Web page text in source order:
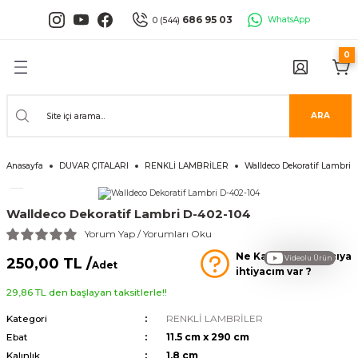
0 (544) 686 95 03 WhatsApp
Geri Dön
Geri Dön
PANELLER
Geri Dön
Geri Dön
Geri Dön
Paneller
Geri Dön
ARA
0
Anasayfa DUVAR ÇITALARI RENKLİ LAMBRİLER Walldeco Dekoratif Lambri
Videolu Ürün
Walldeco Dekoratif Lambri D-402-104
Yorum Yap / Yorumları Oku
250,00 TL /Adet
Ne Kadar Yapıştırıcıya
ihtiyacım var ?
29,86 TL den başlayan taksitlerle!!
Kategori
RENKLİ LAMBRİLER
Ebat
11.5 cm x 290 cm
Kalınlık
1.8 cm